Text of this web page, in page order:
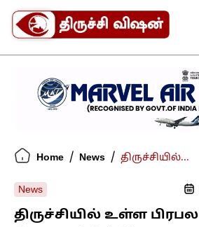
Home / News / திருச்சியில்...
News
திருச்சியில் உள்ள பிரபல